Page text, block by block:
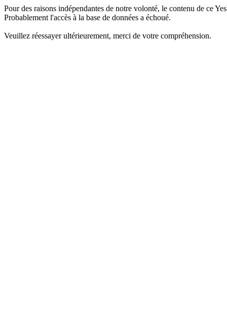
Pour des raisons indépendantes de notre volonté, le contenu de ce
Probablement l'accès à la base de données a échoué.
Veuillez réessayer ultérieurement, merci de votre compréhension.